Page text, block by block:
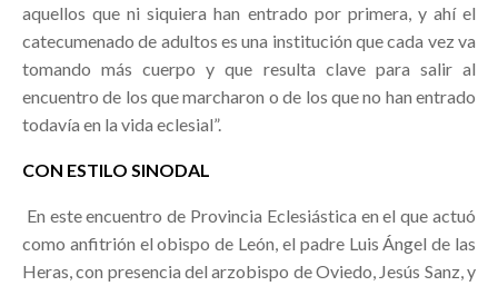
aquellos que ni siquiera han entrado por primera, y ahí el
catecumenado de adultos es una institución que cada vez va
tomando más cuerpo y que resulta clave para salir al
encuentro de los que marcharon o de los que no han entrado
todavía en la vida eclesial”.
CON ESTILO SINODAL
En este encuentro de Provincia Eclesiástica en el que actuó
como anfitrión el obispo de León, el padre Luis Ángel de las
Heras, con presencia del arzobispo de Oviedo, Jesús Sanz, y